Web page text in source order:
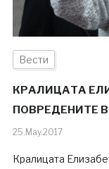
Вести
КРАЛИЦАТА
ПОВРЕДЕНИТЕ
25.May.2017
Кралицата